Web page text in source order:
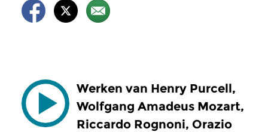
Werken van Henry Purcell,
Wolfgang Amadeus Mozart,
Riccardo Rognoni, Orazio